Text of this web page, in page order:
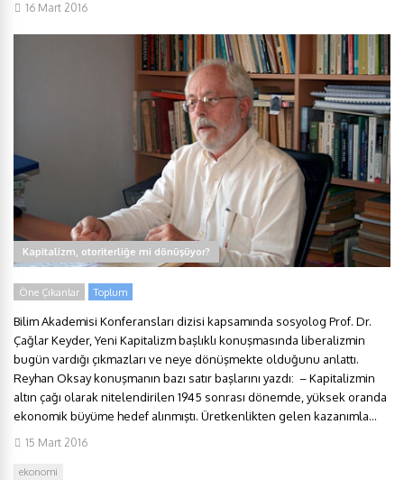
16 Mart 2016
Kapitalizm, otoriterliğe mi dönüşüyor?
Öne Çıkanlar Toplum
Bilim Akademisi Konferansları dizisi kapsamında sosyolog Prof. Dr.
Çağlar Keyder, Yeni Kapitalizm başlıklı konuşmasında liberalizmin
bugün vardığı çıkmazları ve neye dönüşmekte olduğunu anlattı.
Reyhan Oksay konuşmanın bazı satır başlarını yazdı: – Kapitalizmin
altın çağı olarak nitelendirilen 1945 sonrası dönemde, yüksek oranda
ekonomik büyüme hedef alınmıştı. Üretkenlikten gelen kazanımla...
15 Mart 2016
ekonomi